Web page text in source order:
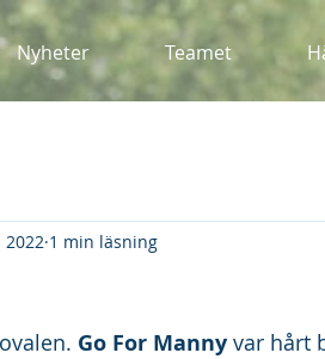
Nyheter Teamet
2022 1 min läsning
Go For Manny var hårt